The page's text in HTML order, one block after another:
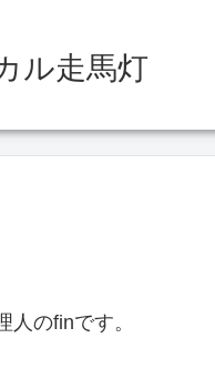
ル走馬灯
のfinです。